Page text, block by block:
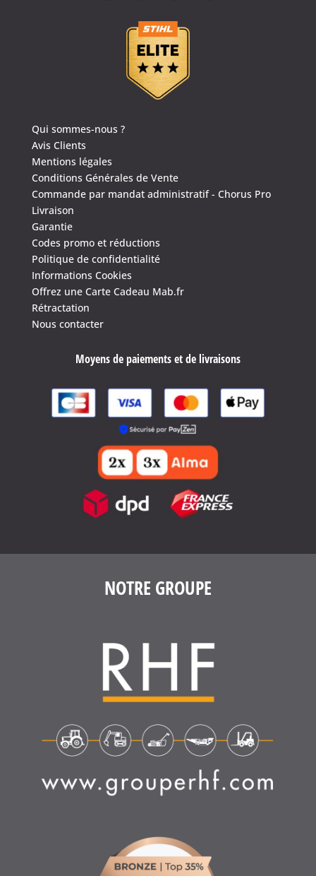
4.6/5(1635 avis)
Qui sommes-nous ?
Avis Clients
Mentions légales
Conditions Générales de Vente
Commande par mandat administratif - Chorus Pro
Livraison
Garantie
Codes promo et réductions
Politique de confidentialité
Informations Cookies
Offrez une Carte Cadeau Mab.fr
Rétractation
Nous contacter
Moyens de paiements et de livraisons
NOTRE GROUPE